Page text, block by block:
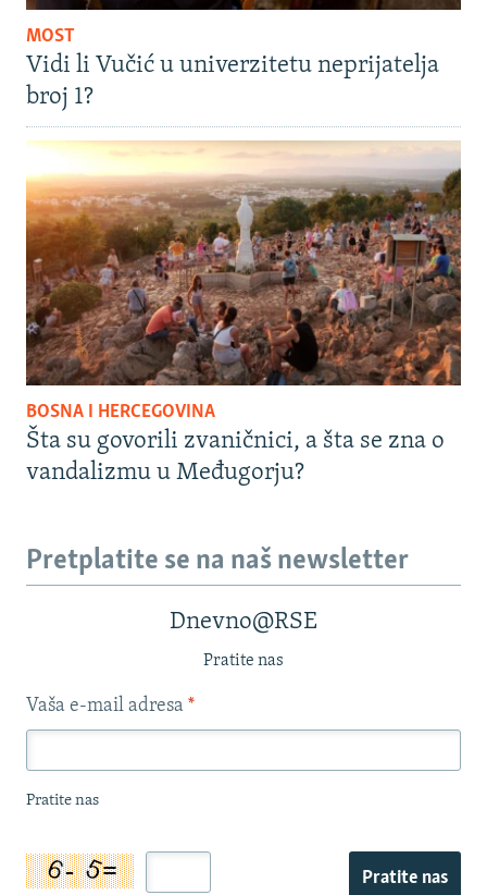
MOST
Vidi li Vučić u univerzitetu neprijatelja
broj 1?
BOSNA I HERCEGOVINA
Šta su govorili zvaničnici, a šta se zna o
vandalizmu u Međugorju?
Pretplatite se na naš newsletter
Dnevno@RSE
Pratite nas
Vaša e-mail adresa *
Pratite nas
Pratite nas